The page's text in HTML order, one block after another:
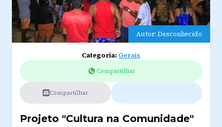
Autor: Desconhecido
Categoria: Gerais
Compartilhar
Compartilhar
Projeto "Cultura na Comunidade"